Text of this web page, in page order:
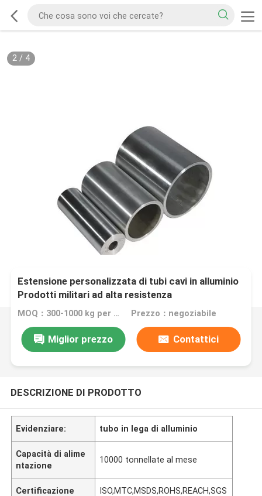
2/ 4
Estensione personalizzata di tubi cavi in alluminio
Prodotti militari ad alta resistenza
MOQ：300-1000 kg per prodotti diversi Prezzo：negoziabile
Miglior prezzo Contattici
DESCRIZIONE DI PRODOTTO
Evidenziare: tubo in lega di alluminio
Capacità di alime
ntazione
10000 tonnellate al mese
Certificazione ISO,MTC,MSDS,ROHS,REACH,SGS